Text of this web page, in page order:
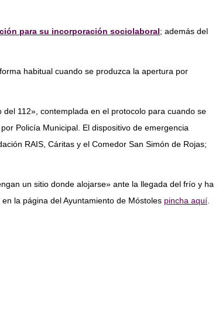
para su incorporación sociolaboral; además del
habitual cuando se produzca la apertura por
112», contemplada en el protocolo para cuando se
Policía Municipal. El dispositivo de emergencia
RAIS, Cáritas y el Comedor San Simón de Rojas;
un sitio donde alojarse» ante la llegada del frío y ha
la página del Ayuntamiento de Móstoles pincha aquí